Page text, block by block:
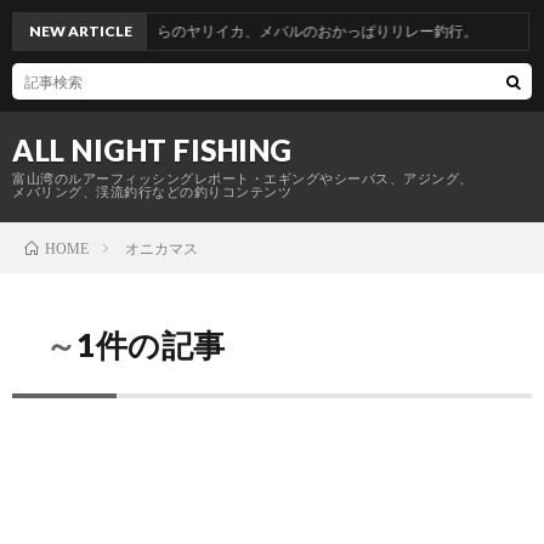
ALL NIGHT FISHING
富山湾のルアーフィッシングレポート・エギングやシーバス、アジング、
メバリング、渓流釣行などの釣りコンテンツ
NEW ARTICLE
省釣行。青物からのヤリイカ、メバルのおかっぱりリレー釣行。
HOME オニカマス
～1件の記事